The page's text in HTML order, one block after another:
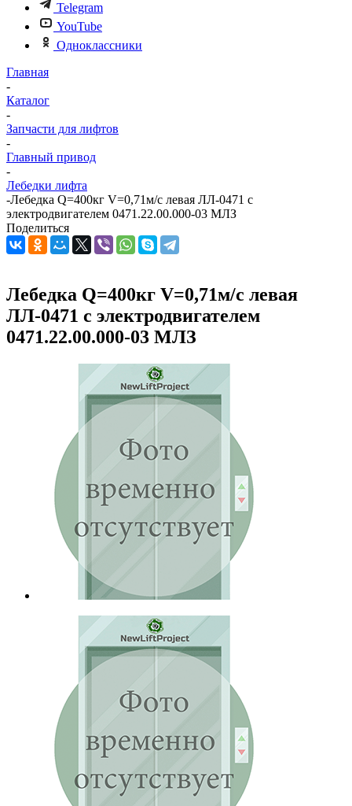
Telegram
YouTube
Одноклассники
Главная
-
Каталог
-
Запчасти для лифтов
-
Главный привод
-
Лебедки лифта
-Лебедка Q=400кг V=0,71м/с левая ЛЛ-0471 с
электродвигателем 0471.22.00.000-03 МЛЗ
Поделиться
Лебедка Q=400кг V=0,71м/с левая
ЛЛ-0471 с электродвигателем
0471.22.00.000-03 МЛЗ